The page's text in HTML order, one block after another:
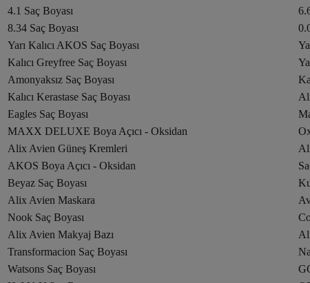
4.1 Saç Boyası
8.34 Saç Boyası
Yarı Kalıcı AKOS Saç Boyası
Kalıcı Greyfree Saç Boyası
Amonyaksız Saç Boyası
Kalıcı Kerastase Saç Boyası
Eagles Saç Boyası
MAXX DELUXE Boya Açıcı - Oksidan
Alix Avien Güneş Kremleri
AKOS Boya Açıcı - Oksidan
Beyaz Saç Boyası
Alix Avien Maskara
Nook Saç Boyası
Alix Avien Makyaj Bazı
Transformacion Saç Boyası
Watsons Saç Boyası